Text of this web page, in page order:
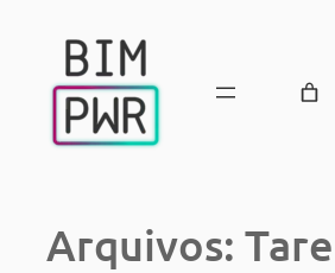
conteúdo
Arquivos: